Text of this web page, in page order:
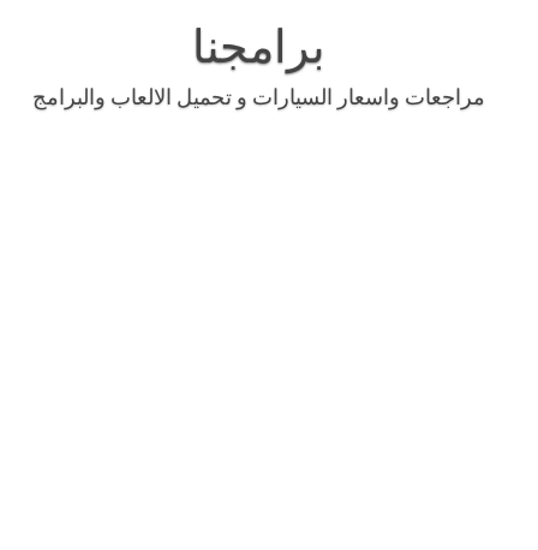
برامجنا
مراجعات واسعار السيارات و تحميل الالعاب والبرامج